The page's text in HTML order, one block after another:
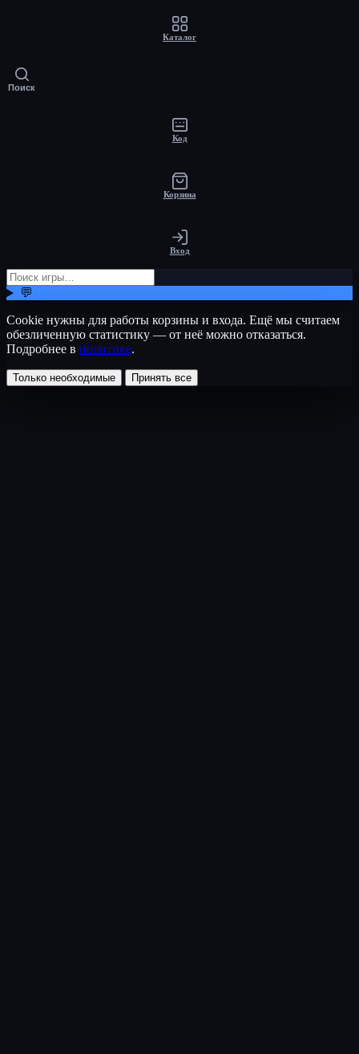
Каталог
Поиск
Код
Корзина
Вход
💬
Cookie нужны для работы корзины и входа. Ещё мы считаем
обезличенную статистику — от неё можно отказаться.
Подробнее в политике.
Только необходимые Принять все